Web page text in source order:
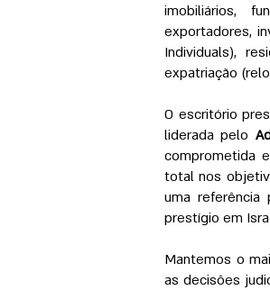
imobiliários,
exportadores,
Individuals),
expatriação
O escritório
liderada pelo
comprometida
total nos
uma referência
prestígio em
Mantemos o
as decisões